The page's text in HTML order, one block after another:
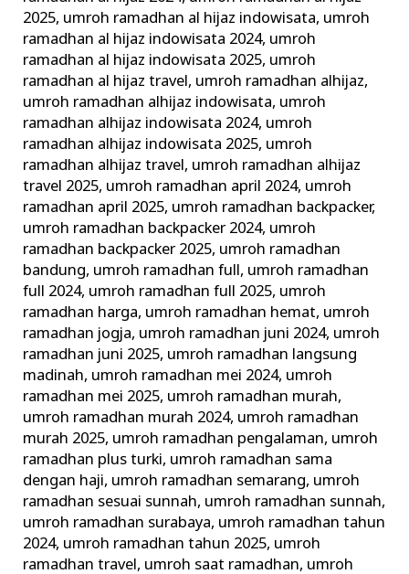
2025, umroh ramadhan al hijaz indowisata, umroh
ramadhan al hijaz indowisata 2024, umroh
ramadhan al hijaz indowisata 2025, umroh
ramadhan al hijaz travel, umroh ramadhan alhijaz,
umroh ramadhan alhijaz indowisata, umroh
ramadhan alhijaz indowisata 2024, umroh
ramadhan alhijaz indowisata 2025, umroh
ramadhan alhijaz travel, umroh ramadhan alhijaz
travel 2025, umroh ramadhan april 2024, umroh
ramadhan april 2025, umroh ramadhan backpacker,
umroh ramadhan backpacker 2024, umroh
ramadhan backpacker 2025, umroh ramadhan
bandung, umroh ramadhan full, umroh ramadhan
full 2024, umroh ramadhan full 2025, umroh
ramadhan harga, umroh ramadhan hemat, umroh
ramadhan jogja, umroh ramadhan juni 2024, umroh
ramadhan juni 2025, umroh ramadhan langsung
madinah, umroh ramadhan mei 2024, umroh
ramadhan mei 2025, umroh ramadhan murah,
umroh ramadhan murah 2024, umroh ramadhan
murah 2025, umroh ramadhan pengalaman, umroh
ramadhan plus turki, umroh ramadhan sama
dengan haji, umroh ramadhan semarang, umroh
ramadhan sesuai sunnah, umroh ramadhan sunnah,
umroh ramadhan surabaya, umroh ramadhan tahun
2024, umroh ramadhan tahun 2025, umroh
ramadhan travel, umroh saat ramadhan, umroh